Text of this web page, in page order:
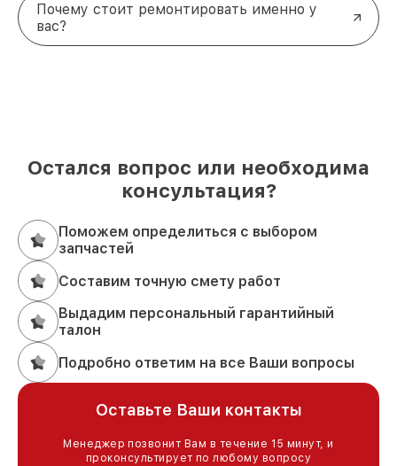
Почему стоит ремонтировать именно у
вас?
Остался вопрос или необходима
консультация?
Поможем определиться с выбором
запчастей
Составим точную смету работ
Выдадим персональный гарантийный
талон
Подробно ответим на все Ваши вопросы
Оставьте Ваши контакты
Менеджер позвонит Вам в течение 15 минут, и
проконсультирует по любому вопросу